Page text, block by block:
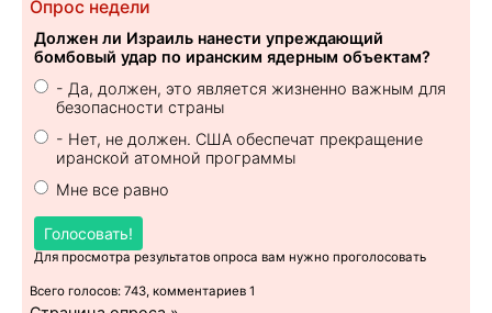
Опрос недели
Должен ли Израиль нанести упреждающий
бомбовый удар по иранским ядерным объектам?
- Да, должен, это является жизненно важным для
безопасности страны
- Нет, не должен. США обеспечат прекращение
иранской атомной программы
Мне все равно
Голосовать!
Для просмотра результатов опроса вам нужно проголосовать
Всего голосов: 743, комментариев 1